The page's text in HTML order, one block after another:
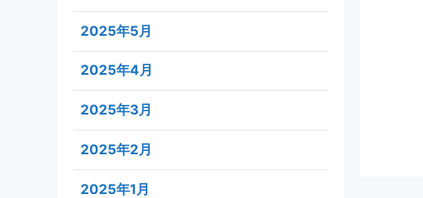
2025年5月
2025年4月
2025年3月
2025年2月
2025年1月